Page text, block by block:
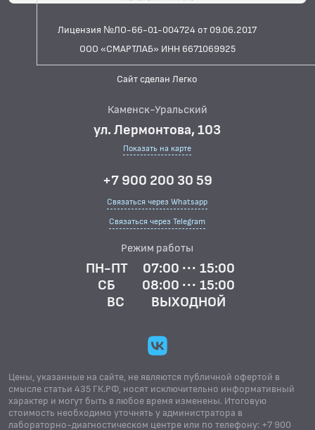
Лицензия №ЛО-66-01-004724 от 09.06.2017
ООО «СМАРТЛАБ» ИНН 6671069925
Сайт сделан Легко
Каменск-Уральский
ул. Лермонтова, 103
Показать на карте
+7 900 200 30 59
Связаться через Whatsapp
Связаться через Telegram
Режим работы
ПН-ПТ
07:00 ··· 15:00
СБ
08:00 ··· 15:00
ВС
ВЫХОДНОЙ
Цены, указанные на сайте, не являются публичной офертой в
смысле статьи 435 ГК.РФ, носят исключительно информативный
характер и могут быть в любое время изменены. Итоговую
стоимость необходимо уточнять у администратора в
лабораторно-диагностическом центре или по телефону: +7 900